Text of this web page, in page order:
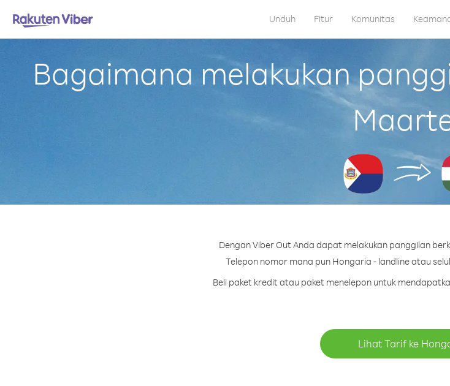
Unduh Fitur Komunitas
Bagaimana melakukan
Dengan Viber Out Anda dapat melakukan panggilan
Telepon nomor mana pun Hongaria - landline atau
Beli paket kredit atau paket menelepon untuk
Lihat Tarif ke